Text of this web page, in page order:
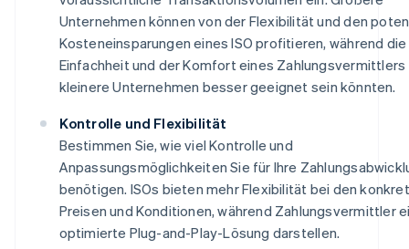
Unternehmen können von der Flexibilität und den
Kosteneinsparungen eines ISO profitieren, während die
Einfachheit und der Komfort eines Zahlungsvermittlers
kleinere Unternehmen besser geeignet sein könnten.
Kontrolle und Flexibilität
Bestimmen Sie, wie viel Kontrolle und
Anpassungsmöglichkeiten Sie für Ihre
benötigen. ISOs bieten mehr Flexibilität bei den
Preisen und Konditionen, während Zahlungsvermittler
optimierte Plug-and-Play-Lösung darstellen.